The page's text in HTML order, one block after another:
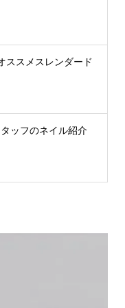
ススメスレンダード
ッフのネイル紹介